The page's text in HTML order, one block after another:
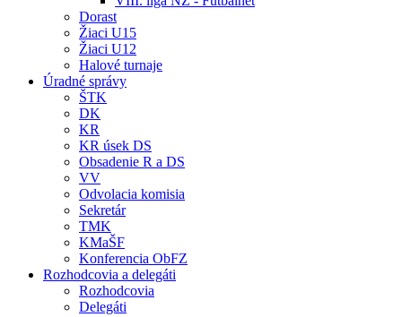
Dorast
Žiaci U15
Žiaci U12
Halové turnaje
Úradné správy
ŠTK
DK
KR
KR úsek DS
Obsadenie R a DS
VV
Odvolacia komisia
Sekretár
TMK
KMaŠF
Konferencia ObFZ
Rozhodcovia a delegáti
Rozhodcovia
Delegáti